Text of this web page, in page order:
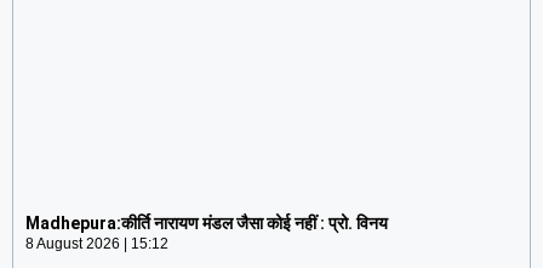
Madhepura:कीर्ति नारायण मंडल जैसा कोई नहीं : प्रो. विनय
8 August 2026 15:12